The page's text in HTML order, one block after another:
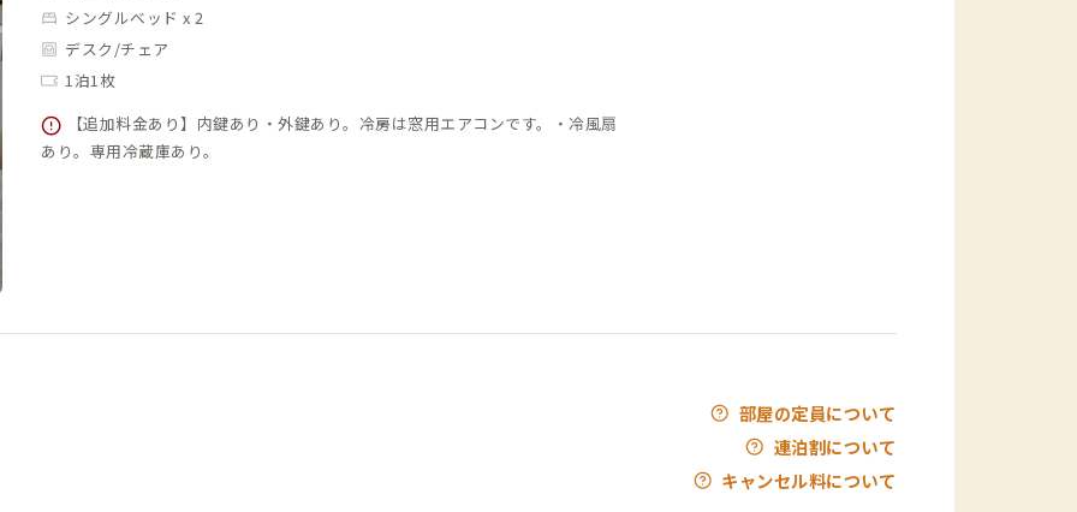
シングルベッド x 2
デスク/チェア
1泊1枚
【追加料金あり】内鍵あり・外鍵あり。冷房は窓用エアコンです。・冷風扇
あり。専用冷蔵庫あり。
部屋の定員について
連泊割について
キャンセル料について